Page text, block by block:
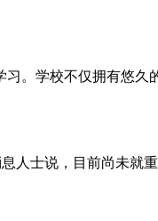
。学校不仅拥有悠
人士说，目前尚未就